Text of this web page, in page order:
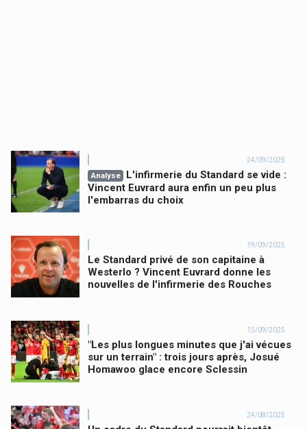
24/09/2025
Analyse
L'infirmerie du Standard se vide :
Vincent Euvrard aura enfin un peu plus
l'embarras du choix
19/09/2025
Le Standard privé de son capitaine à
Westerlo ? Vincent Euvrard donne les
nouvelles de l'infirmerie des Rouches
15/09/2025
"Les plus longues minutes que j'ai vécues
sur un terrain" : trois jours après, Josué
Homawoo glace encore Sclessin
24/08/2025